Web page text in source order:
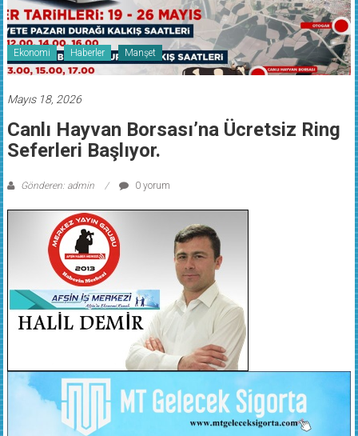
Ekonomi Haberler Manşet
Mayıs 18, 2026
Canlı Hayvan Borsası’na Ücretsiz Ring
Seferleri Başlıyor.
Gönderen: admin 0 yorum